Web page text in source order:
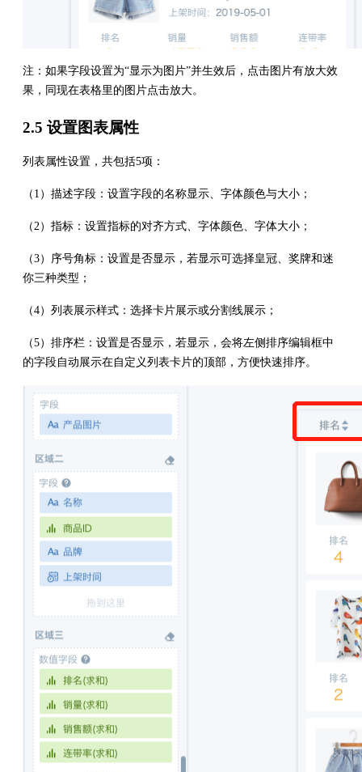
注：如果字段设置为“显示为图片”并生效后，点击图片有放大效
果，同现在表格里的图片点击放大。
2.5 设置图表属性
列表属性设置，共包括5项：
（1）描述字段：设置字段的名称显示、字体颜色与大小；
（2）指标：设置指标的对齐方式、字体颜色、字体大小；
（3）序号角标：设置是否显示，若显示可选择皇冠、奖牌和迷
你三种类型；
（4）列表展示样式：选择卡片展示或分割线展示；
（5）排序栏：设置是否显示，若显示，会将左侧排序编辑框中
的字段自动展示在自定义列表卡片的顶部，方便快速排序。